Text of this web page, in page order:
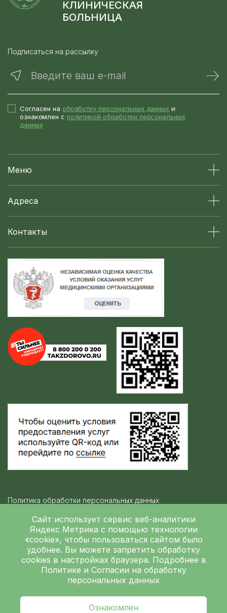
Сайт использует сервис веб-аналитики
Яндекс Метрика с помощью технологии
«cookie», чтобы пользоваться сайтом было
удобнее. Вы можете запретить обработку
cookies в настройках браузера. Подробнее в
Политике и Согласии на обработку
персональных данных
Ознакомлен
КЛИНИЧЕСКАЯ
БОЛЬНИЦА
Подписаться на рассылку
Введите ваш e-mail
Согласен на обработку персональных данных и
ознакомлен с политикой обработки персональных
данных
Меню
Адреса
Контакты
Политика обработки персональных данных
Независимая оценка качества
ГБУЗ ЛОКБ © 2026